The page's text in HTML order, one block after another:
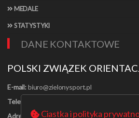
MEDALE
STATYSTYKI
DANE KONTAKTOWE
POLSKI ZWIĄZEK
E-mail:
Telefon:
Adres:
Al. Jerozolimskie 30/21
Ciastka i polityka